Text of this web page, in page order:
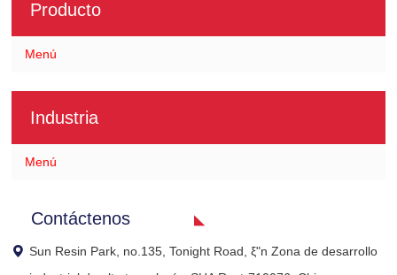
Producto
Menú
Industria
Menú
Contáctenos
Sun Resin Park, no.135, Tonight Road, ξ"n Zona de desarrollo